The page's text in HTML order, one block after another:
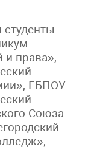
студенты
и права»,
ГБПОУ
Союза